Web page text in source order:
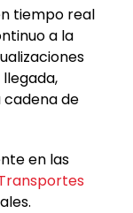
tiempo real
a la
de
en las